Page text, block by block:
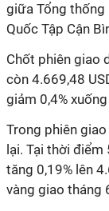
giữa Tổng thống
Quốc Tập Cận
Chốt phiên giao
còn 4.669,48
giảm 0,4%
Trong phiên
lại. Tại thời
tăng 0,19% lên
vàng giao tháng